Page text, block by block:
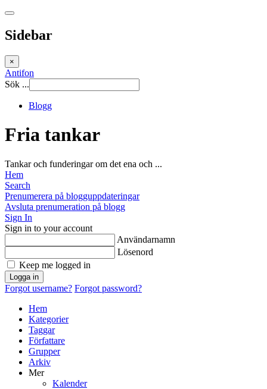
Sidebar
×
Antifon
Sök ...
Blogg
Fria tankar
Tankar och funderingar om det ena och ...
Hem
Search
Prenumerera på blogguppdateringar
Avsluta prenumeration på blogg
Sign In
Sign in to your account
Användarnamn
Lösenord
Keep me logged in
Logga in
Forgot username? Forgot password?
Hem
Kategorier
Taggar
Författare
Grupper
Arkiv
Mer
Kalender